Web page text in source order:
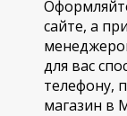
сайте, а
для вас
телефону,
магазин в